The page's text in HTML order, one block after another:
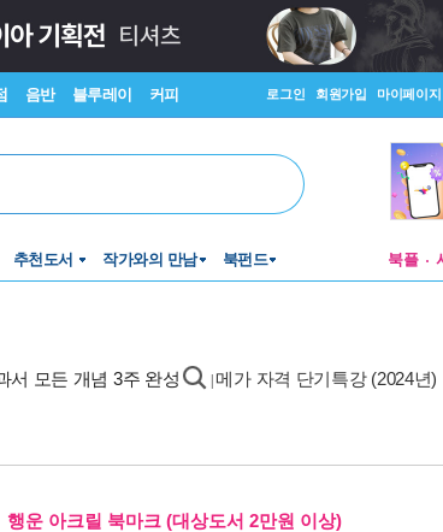
음반 블루레이 커피 로그인 회원가입 마이페이지
추천도서 작가와의 만남 북펀드 북플
서 모든 개념 3주 완성 메가 자격 단기특강 (2024년)
행운 아크릴 북마크 (대상도서 2만원 이상)